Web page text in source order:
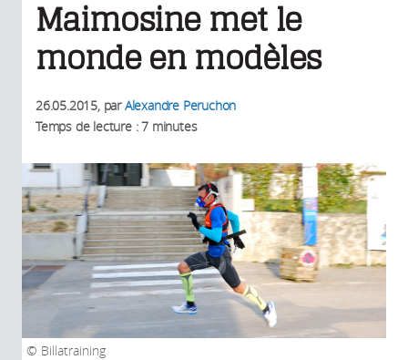
Maimosine met le
monde en modèles
26.05.2015, parAlexandre Peruchon
Temps de lecture : 7 minutes
Billatraining